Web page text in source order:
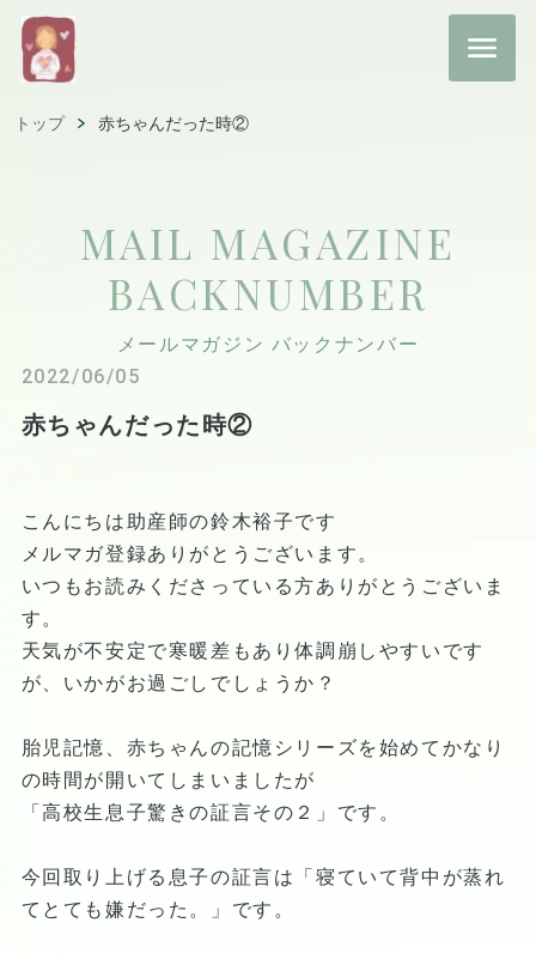
トップ 赤ちゃんだった時②
MAIL MAGAZINE
BACKNUMBER
メールマガジン バックナンバー
2022/06/05
赤ちゃんだった時②
こんにちは助産師の鈴木裕子です
メルマガ登録ありがとうございます。
いつもお読みくださっている方ありがとうございま
す。
天気が不安定で寒暖差もあり体調崩しやすいです
が、いかがお過ごしでしょうか？
胎児記憶、赤ちゃんの記憶シリーズを始めてかなり
の時間が開いてしまいましたが
「高校生息子驚きの証言その２」です。
今回取り上げる息子の証言は「寝ていて背中が蒸れ
てとても嫌だった。」です。